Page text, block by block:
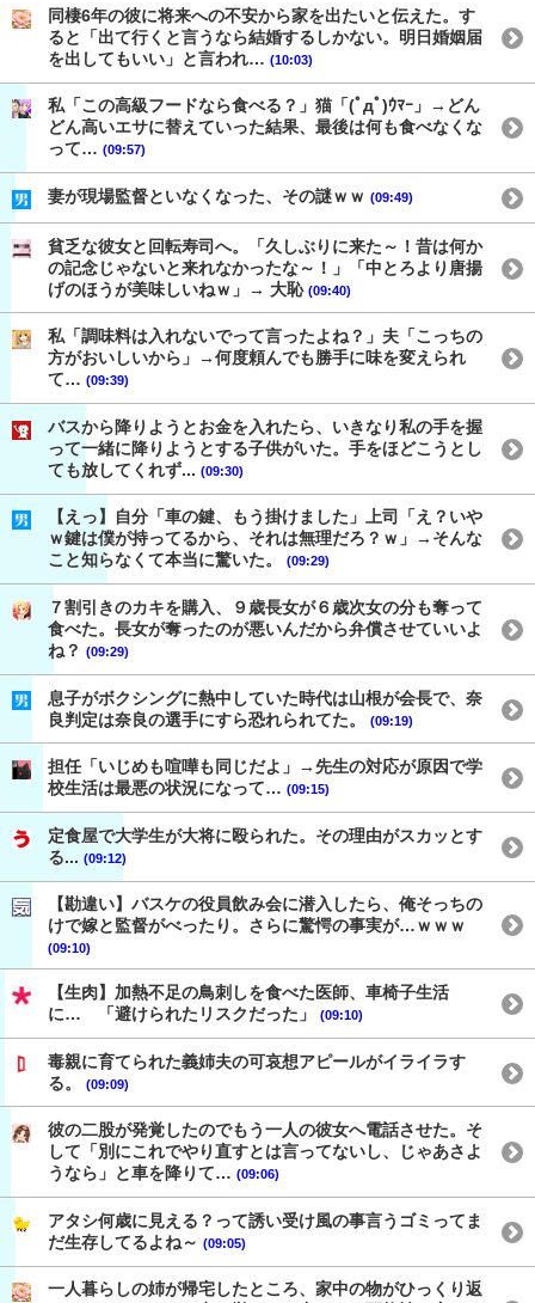
同棲6年の彼に将来への不安から家を出たいと伝えた。す
ると「出て行くと言うなら結婚するしかない。明日婚姻届
を出してもいい」と言われ… (10:03)
私「この高級フードなら食べる？」猫「(ﾟдﾟ)ｳﾏｰ」→どん
どん高いエサに替えていった結果、最後は何も食べなくな
って… (09:57)
妻が現場監督といなくなった、その謎ｗｗ (09:49)
貧乏な彼女と回転寿司へ。「久しぶりに来た～！昔は何か
の記念じゃないと来れなかったな～！」「中とろより唐揚
げのほうが美味しいねｗ」→ 大恥 (09:40)
私「調味料は入れないでって言ったよね？」夫「こっちの
方がおいしいから」→何度頼んでも勝手に味を変えられ
て… (09:39)
バスから降りようとお金を入れたら、いきなり私の手を握
って一緒に降りようとする子供がいた。手をほどこうとし
ても放してくれず... (09:30)
【えっ】自分「車の鍵、もう掛けました」上司「え？いや
ｗ鍵は僕が持ってるから、それは無理だろ？ｗ」→そんな
こと知らなくて本当に驚いた。
(09:29)
７割引きのカキを購入、９歳長女が６歳次女の分も奪って
食べた。長女が奪ったのが悪いんだから弁償させていいよ
ね？ (09:29)
息子がボクシングに熱中していた時代は山根が会長で、奈
良判定は奈良の選手にすら恐れられてた。
(09:19)
担任「いじめも喧嘩も同じだよ」→先生の対応が原因で学
校生活は最悪の状況になって… (09:15)
定食屋で大学生が大将に殴られた。その理由がスカッとす
る... (09:12)
【勘違い】バスケの役員飲み会に潜入したら、俺そっちの
けで嫁と監督がべったり。さらに驚愕の事実が…ｗｗｗ
(09:10)
【生肉】加熱不足の鳥刺しを食べた医師、車椅子生活
に… 「避けられたリスクだった」
(09:10)
毒親に育てられた義姉夫の可哀想アピールがイライラす
る。
(09:09)
彼の二股が発覚したのでもう一人の彼女へ電話させた。そ
して「別にこれでやり直すとは言ってないし、じゃあさよ
うなら」と車を降りて… (09:06)
アタシ何歳に見える？って誘い受け風の事言うゴミってま
だ生存してるよね～ (09:05)
一人暮らしの姉が帰宅したところ、家中の物がひっくり返